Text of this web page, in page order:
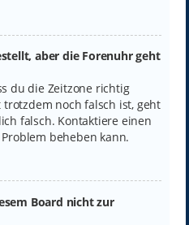
aber die Forenuhr geht
du die Zeitzone richtig
noch falsch ist, geht
falsch. Kontaktiere einen
beheben kann.
Board nicht zur